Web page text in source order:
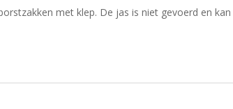
met klep. De jas is niet gevoerd en